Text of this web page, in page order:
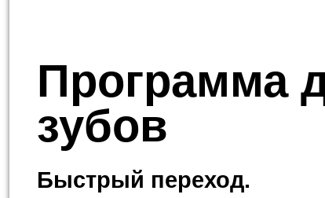
Программа
зубов
Быстрый переход.